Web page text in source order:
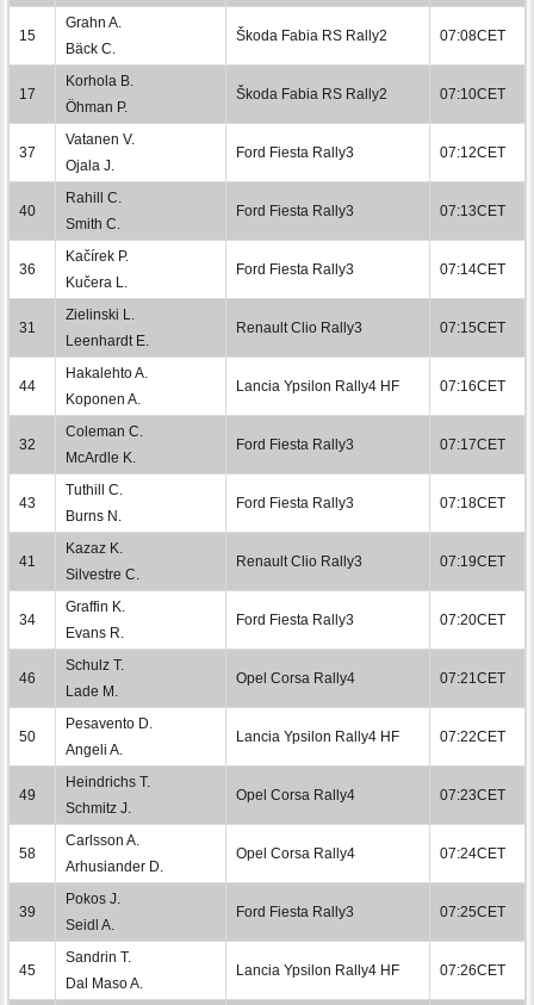
15
Grahn A.
Bäck C.
Škoda Fabia RS Rally2 07:08CET
17
Korhola B.
Öhman P.
Škoda Fabia RS Rally2 07:10CET
37
Vatanen V.
Ojala J.
Ford Fiesta Rally3 07:12CET
40
Rahill C.
Smith C.
Ford Fiesta Rally3 07:13CET
36
Kačírek P.
Kučera L.
Ford Fiesta Rally3 07:14CET
31
Zielinski L.
Leenhardt E.
Renault Clio Rally3 07:15CET
44
Hakalehto A.
Koponen A.
Lancia Ypsilon Rally4 HF 07:16CET
32
Coleman C.
McArdle K.
Ford Fiesta Rally3 07:17CET
43
Tuthill C.
Burns N.
Ford Fiesta Rally3 07:18CET
41
Kazaz K.
Silvestre C.
Renault Clio Rally3 07:19CET
34
Graffin K.
Evans R.
Ford Fiesta Rally3 07:20CET
46
Schulz T.
Lade M.
Opel Corsa Rally4 07:21CET
50
Pesavento D.
Angeli A.
Lancia Ypsilon Rally4 HF 07:22CET
49
Heindrichs T.
Schmitz J.
Opel Corsa Rally4 07:23CET
58
Carlsson A.
Arhusiander D.
Opel Corsa Rally4 07:24CET
39
Pokos J.
Seidl A.
Ford Fiesta Rally3 07:25CET
45
Sandrin T.
Dal Maso A.
Lancia Ypsilon Rally4 HF 07:26CET